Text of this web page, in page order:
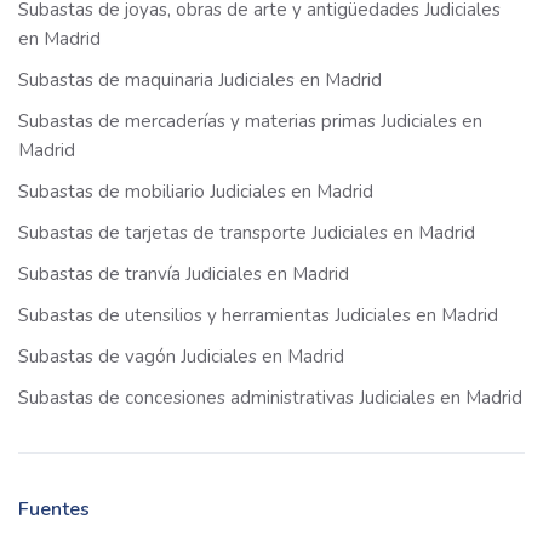
Subastas de joyas, obras de arte y antigüedades Judiciales
en Madrid
Subastas de maquinaria Judiciales en Madrid
Subastas de mercaderías y materias primas Judiciales en
Madrid
Subastas de mobiliario Judiciales en Madrid
Subastas de tarjetas de transporte Judiciales en Madrid
Subastas de tranvía Judiciales en Madrid
Subastas de utensilios y herramientas Judiciales en Madrid
Subastas de vagón Judiciales en Madrid
Subastas de concesiones administrativas Judiciales en Madrid
Fuentes